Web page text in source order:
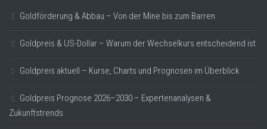
Goldförderung & Abbau – Von der Mine bis zum Barren
Goldpreis & US-Dollar – Warum der Wechselkurs entscheidend ist
Goldpreis aktuell – Kurse, Charts und Prognosen im Überblick
Goldpreis Prognose 2026–2030 – Expertenanalysen &
Zukunftstrends